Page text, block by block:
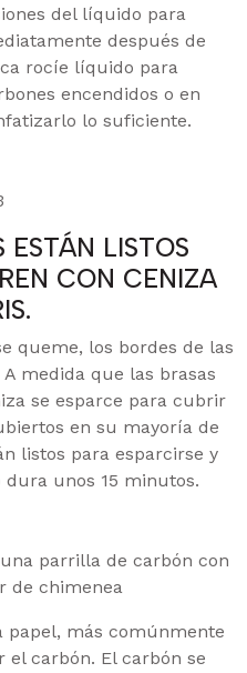
del líquido para
después de
rocíe líquido para
encendidos o en
lo suficiente.
ESTÁN LISTOS
CON CENIZA
queme, los bordes de las
medida que las brasas
se esparce para cubrir
en su mayoría de
listos para esparcirse y
dura unos 15 minutos.
parrilla de carbón con
de chimenea
papel, más comúnmente
el carbón. El carbón se